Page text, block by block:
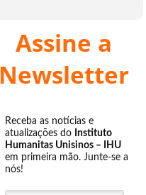
Assine a
Newsletter
Receba as notícias e
atualizações do Instituto
Humanitas Unisinos – IHU
em primeira mão. Junte-se a
nós!